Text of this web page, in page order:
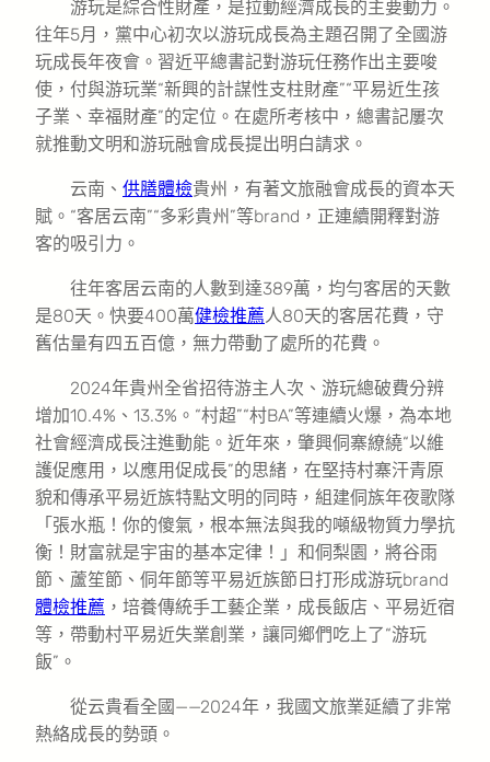
游玩是綜合性財產，是拉動經濟成長的主要動力。
往年5月，黨中心初次以游玩成長為主題召開了全國游
玩成長年夜會。習近平總書記對游玩任務作出主要唆
使，付與游玩業“新興的計謀性支柱財產”“平易近生孩
子業、幸福財產”的定位。在處所考核中，總書記屢次
就推動文明和游玩融會成長提出明白請求。
云南、 供膳體檢貴州，有著文旅融會成長的資本天
賦。“客居云南”“多彩貴州”等brand，正連續開釋對游
客的吸引力。
往年客居云南的人數到達389萬，均勻客居的天數
是80天。快要400萬健檢推薦人80天的客居花費，守
舊估量有四五百億，無力帶動了處所的花費。
2024年貴州全省招待游主人次、游玩總破費分辨
增加10.4%、13.3%。“村超”“村BA”等連續火爆，為本地
社會經濟成長注進動能。近年來，肇興侗寨繚繞“以維
護促應用，以應用促成長”的思緒，在堅持村寨汗青原
貌和傳承平易近族特點文明的同時，組建侗族年夜歌隊
「張水瓶！你的傻氣，根本無法與我的噸級物質力學抗
衡！財富就是宇宙的基本定律！」和侗梨園，將谷雨
節、蘆笙節、侗年節等平易近族節日打形成游玩brand
體檢推薦 ，培養傳統手工藝企業，成長飯店、平易近宿
等，帶動村平易近失業創業，讓同鄉們吃上了“游玩
飯”。
從云貴看全國——2024年，我國文旅業延續了非常
熱絡成長的勢頭。